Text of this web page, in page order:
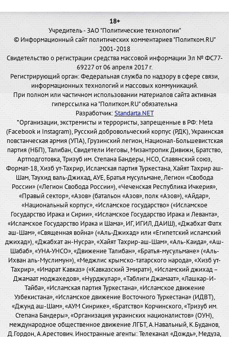
18+
Учредитель - ЗАО "Политические технологии"
© Информационный сайт политических комментариев "Политком.RU"
2001-2018
Свидетельство о регистрации средства массовой информации Эл № ФС77-
69227 от 06 апреля 2017 г.
Регистрирующий орган: Федеральная служба по надзору в сфере связи,
информационных технологий и массовых коммуникаций.
При полном или частичном использовании материалов сайта активная
гиперссылка на "Политком.RU" обязательна
Разработчик:Standarta.NET
*Организации, экстремисты и террористы, запрещенные в РФ: Meta
(Facebook и Instagram), Русский добровольческий корпус (РДК), Украинская
повстанческая армия (УПА), Грузинский легион, Национал-Большевистская
партия (НБП), Талибан, Свидетели Иеговы, Мизантропик Дивижн, Братство,
Артподготовка, Тризуб им. Степана Бандеры, НСО, Славянский союз,
Формат-18, Хизб ут-Тахрир, Исламская партия Туркестана, Хайят Тахрир аш-
Шам, Таухид валь-Джихад, АУЕ, Братья мусульмане, Легион «Свобода
России» («Легион Свобода России»), «Чеченская Республика Ичкерия»,
«Правый сектор», «Азов» (батальон «Азов», полк «Азов»), «Айдар»,
«Национальный корпус», «Исламское государство» («Исламское
Государство Ирака и Сирии», «Исламское Государство Ирака и Леванта»,
«Исламское Государство Ирака и Шама», ИГ, ИГИЛ, ДАИШ), «Джабхат Фатх
аш-Шам», «Священная война» («Аль-Джихад» или «Египетский исламский
джихад»), «Джабхат ан-Нусра», «Хайят Тахрир-аш-Шам», «Аль-Каида», «Аш-
Шабаб», «УНА-УНСО», «Движение Талибан», «Братья-мусульмане» («Аль-
Ихван аль-Муслимун»), «Меджлис крымско-татарского народа», «Хизб ут-
Тахрир», «Имарат Кавказ» («Кавказский Эмират»), «Исламский джихад –
Джамаат моджахедов», «Нурджулар», «Таблиги Джамаат», «Лашкар-И-
Тайба», «Исламская партия Туркестана», «Исламское движение
Узбекистана», «Исламское движение Восточного Туркестана» (ИДВТ),
«Джунд аш-Шам», «АУМ Синрике», «Братство» Корчинского, «Тризуб им.
Степана Бандеры», «Организация украинских националистов» (ОУН),
международное общественное движение ЛГБТ, А.Навальный, К.Буданов,
Д.Гордон, А.Арестович. Иностранные агенты: Телеканал «Дождь», Медуза,